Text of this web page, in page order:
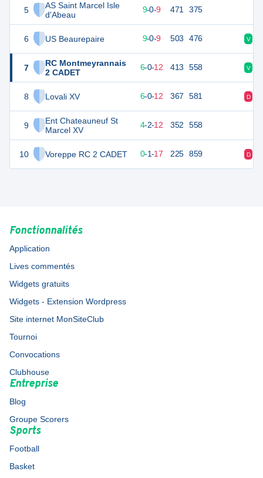
5
AS Saint Marcel Isle
d'Abeau
6 US Beaurepaire
7
RC Montmeyrannais
2 CADET
8 Lovali XV
9
Ent Chateauneuf St
Marcel XV
10 Voreppe RC 2 CADET
45 9-0-9 471 375
41 9-0-9 503 476 V
31 18 6-0-12 413 558 V
6-0-12 367 581 D
25 4-2-12 352 558
1 18 0-1-17 225 859 D
Fonctionnalités
Application
Lives commentés
Widgets gratuits
Widgets - Extension Wordpress
Site internet MonSiteClub
Tournoi
Convocations
Clubhouse
Entreprise
Blog
Groupe Scorers
Sports
Football
Basket